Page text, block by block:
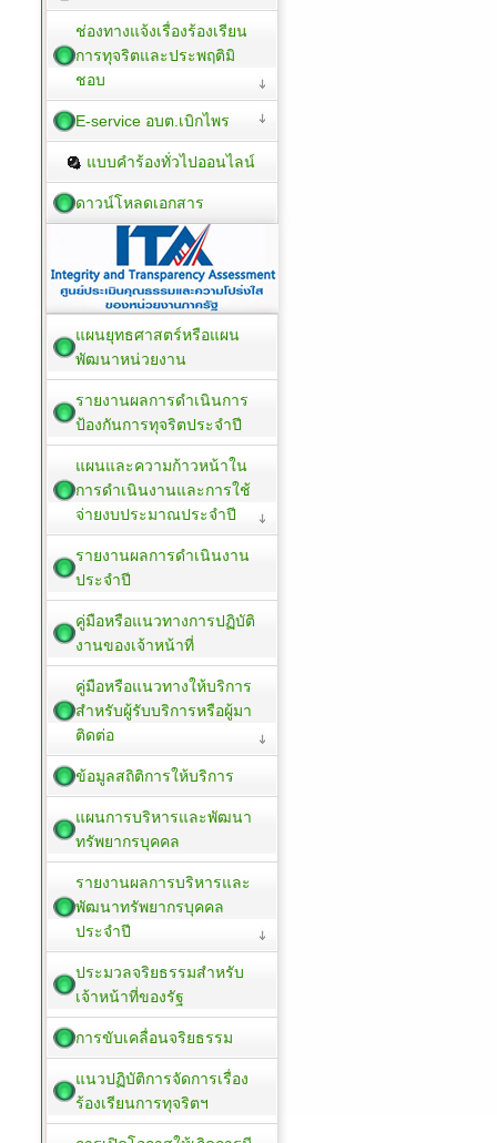
ช่องทางแจ้งเรื่องร้องเรียน
การทุจริตและประพฤติมิ
ชอบ
E-service อบต.เบิกไพร
แบบคำร้องทั่วไปออนไลน์
ดาวน์โหลดเอกสาร
แผนยุทธศาสตร์หรือแผน
พัฒนาหน่วยงาน
รายงานผลการดำเนินการ
ป้องกันการทุจริตประจำปี
แผนและความก้าวหน้าใน
การดำเนินงานและการใช้
จ่ายงบประมาณประจำปี
รายงานผลการดำเนินงาน
ประจำปี
คู่มือหรือแนวทางการปฏิบัติ
งานของเจ้าหน้าที่
คู่มือหรือแนวทางให้บริการ
สำหรับผู้รับบริการหรือผู้มา
ติดต่อ
ข้อมูลสถิติการให้บริการ
แผนการบริหารและพัฒนา
ทรัพยากรบุคคล
รายงานผลการบริหารและ
พัฒนาทรัพยากรบุคคล
ประจำปี
ประมวลจริยธรรมสำหรับ
เจ้าหน้าที่ของรัฐ
การขับเคลื่อนจริยธรรม
แนวปฏิบัติการจัดการเรื่อง
ร้องเรียนการทุจริตฯ